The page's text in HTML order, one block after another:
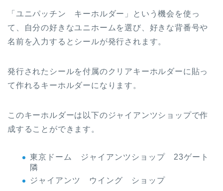
「ユニパッチン キーホルダー」という機会を使っ
て、自分の好きなユニホームを選び、好きな背番号や
名前を入力するとシールが発行されます。
発行されたシールを付属のクリアキーホルダーに貼っ
て作れるキーホルダーになります。
このキーホルダーは以下のジャイアンツショップで作
成することができます。
東京ドーム ジャイアンツショップ 23ゲート
隣
ジャイアンツ ウイング ショップ